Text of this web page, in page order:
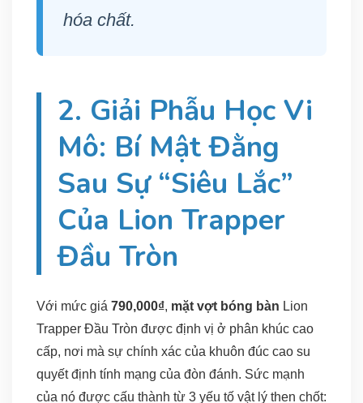
hóa chất.
2. Giải Phẫu Học Vi
Mô: Bí Mật Đằng
Sau Sự “Siêu Lắc”
Của Lion Trapper
Đầu Tròn
Với mức giá 790,000₫, mặt vợt bóng bàn Lion
Trapper Đầu Tròn được định vị ở phân khúc cao
cấp, nơi mà sự chính xác của khuôn đúc cao su
quyết định tính mạng của đòn đánh. Sức mạnh
của nó được cấu thành từ 3 yếu tố vật lý then chốt: